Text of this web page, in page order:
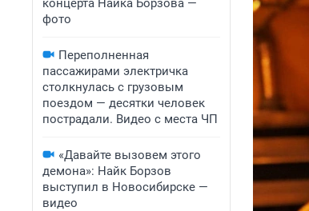
концерта Найка Борзова —
фото
Переполненная
пассажирами электричка
столкнулась с грузовым
поездом — десятки человек
пострадали. Видео с места ЧП
«Давайте вызовем этого
демона»: Найк Борзов
выступил в Новосибирске —
видео